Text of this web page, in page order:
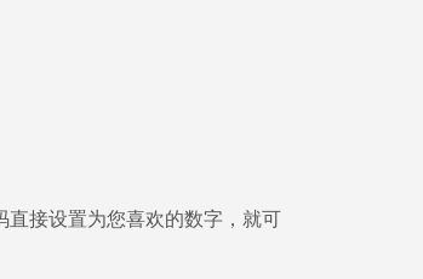
接设置为您喜欢的数字，就可